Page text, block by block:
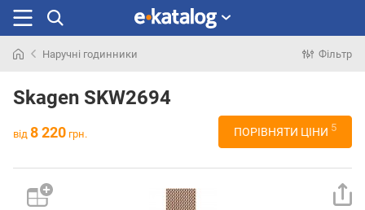
раніше
Наручні годинники Фільтр
Skagen SKW2694
від 8 220 грн. ПОРІВНЯТИ ЦІНИ 5